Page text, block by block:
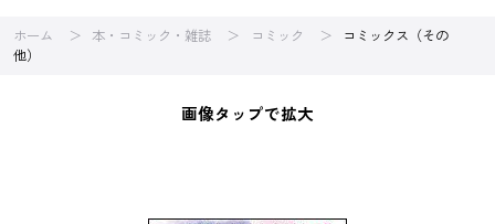
ホーム 本・コミック・雑誌 コミック
コミックス（その
他）
画像タップで拡大